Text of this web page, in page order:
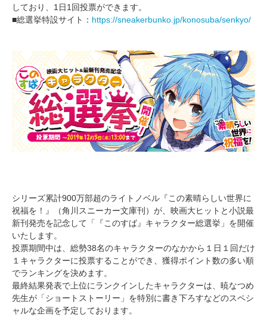
しており、1日1回投票ができます。
■総選挙特設サイト： https://sneakerbunko.jp/konosuba/senkyo/
シリーズ累計900万部超のライトノベル『この素晴らしい世界に
祝福を！』（角川スニーカー文庫刊）が、映画大ヒットと小説最
新刊発売を記念して「『このすば』キャラクター総選挙」を開催
いたします。
投票期間中は、総勢38名のキャラクターのなかから１日１回だけ
１キャラクターに投票することができ、獲得ポイント数の多い順
でランキングを決めます。
最終結果発表で上位にランクインしたキャラクターは、暁なつめ
先生が「ショートストーリー」を特別に書き下ろすなどのスペシ
ャルな企画を予定しております。